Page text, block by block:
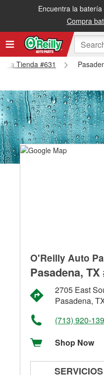
Encuentra la
Compra
Tienda #631
O'Reilly Auto
Pasadena, TX
2705 East
Pasadena,
(713) 920-
Shop Now